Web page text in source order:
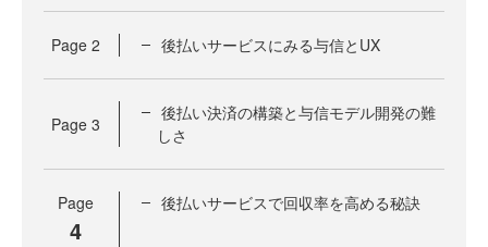
Page 2 後払いサービスにみる与信とUX
Page 3
後払い決済の構築と与信モデル開発の難
しさ
Page
4
後払いサービスで回収率を高める秘訣